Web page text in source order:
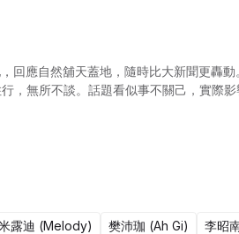
回應自然舖天蓋地，隨時比大新聞更轟動
，無所不談。話題看似事不關己，實際影
露迪 (Melody) 樊沛珈 (Ah Gi) 李昭